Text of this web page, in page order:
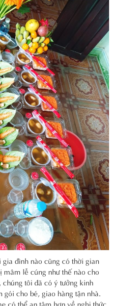
đình nào cũng có thời gian
lễ cúng như thế nào cho
tôi đã có ý tưởng kinh
cho bé, giao hàng tận nhà.
có thể an tâm hơn về nghi thức